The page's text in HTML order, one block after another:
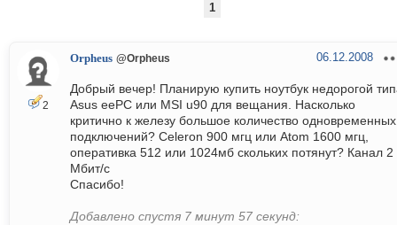
1
2
Orpheus @Orpheus 06.12.2008
Добрый вечер! Планирую купить ноутбук недорогой
Asus eePC или MSI u90 для вещания. Насколько
критично к железу большое количество одновременных
подключений? Celeron 900 мгц или Atom 1600 мгц,
оперативка 512 или 1024мб скольких потянут? Канал 2
Мбит/с
Спасибо!
Добавлено спустя 7 минут 57 секунд: